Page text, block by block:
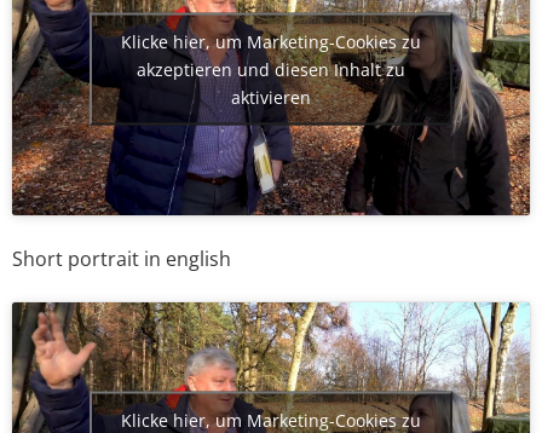
Klicke hier, um Marketing-Cookies zu
akzeptieren und diesen Inhalt zu
aktivieren
Short portrait in english
Klicke hier, um Marketing-Cookies zu